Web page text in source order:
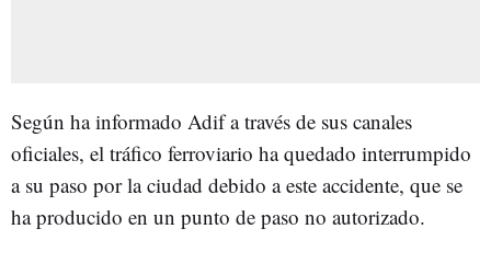
Según ha informado Adif a través de sus canales
oficiales, el tráfico ferroviario ha quedado interrumpido
a su paso por la ciudad debido a este accidente, que se
ha producido en un punto de paso no autorizado.